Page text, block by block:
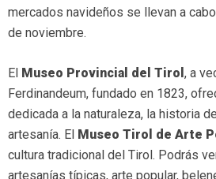
mercados navideños se llevan a
de noviembre.
El Museo Provincial del Tirol , a
Ferdinandeum, fundado en 1823,
dedicada a la naturaleza, la historia
artesanía. El Museo Tirol de Arte
cultura tradicional del Tirol. Podrás
artesanías típicas, arte popular,